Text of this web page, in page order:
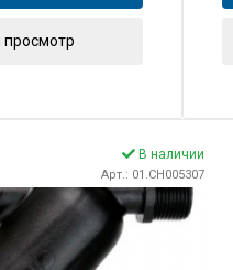
В наличии
Арт.: 01.CH005307